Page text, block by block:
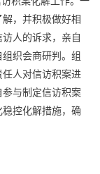
，并积极做好相
人的诉求，亲自
织会商研判。组
人对信访积案进
与制定信访积案
控化解措施，确